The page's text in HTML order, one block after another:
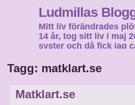
Ludmillas
Mitt liv förändrades
14 år, tog sitt liv i maj
syster och då fick jag
Tagg: matklart.se
Matklart.se